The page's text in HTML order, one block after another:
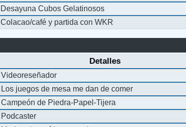
Desayuna Cubos Gelatinosos
Colacao/café y partida con WKR
Detalles
Videoreseñador
Los juegos de mesa me dan de comer
Campeón de Piedra-Papel-Tijera
Podcaster